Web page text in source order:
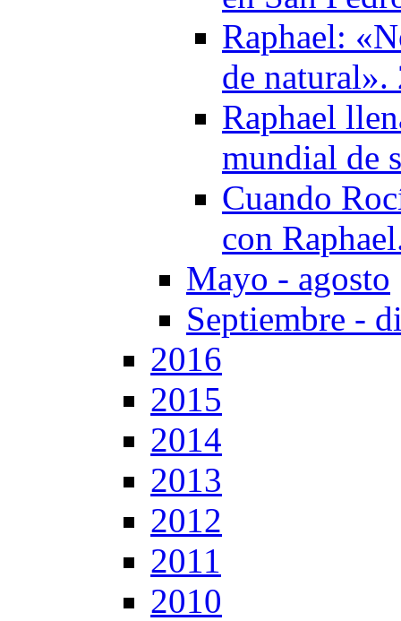
Raphael:
de natural».
Raphael
mundial de
Cuando
con
Mayo - agosto
Septiembre -
2016
2015
2014
2013
2012
2011
2010